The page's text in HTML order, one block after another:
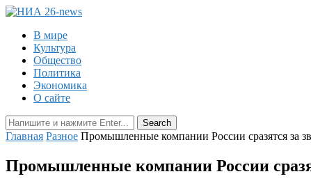
В мире
Культура
Общество
Политика
Экономика
О сайте
Главная Разное Промышленные компании России сразятся за
Промышленные компании России